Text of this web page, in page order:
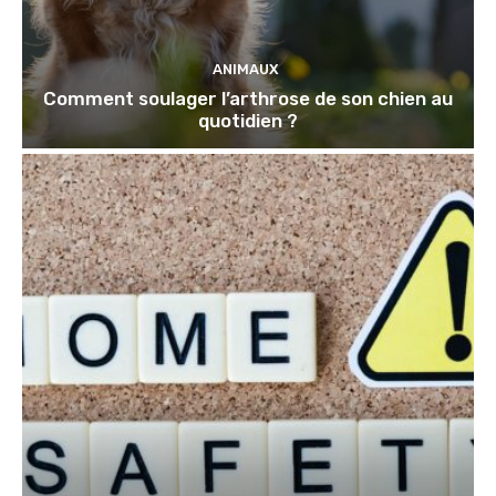
ANIMAUX
Comment soulager l’arthrose de son chien au
quotidien ?